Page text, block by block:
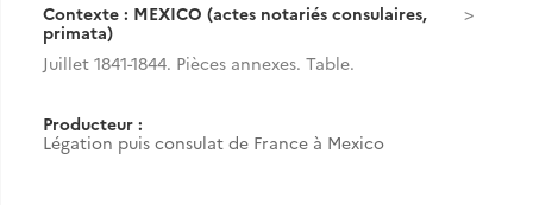
Contexte : MEXICO (actes notariés consulaires,
primata)
Juillet 1841-1844. Pièces annexes. Table.
Producteur :
Légation puis consulat de France à Mexico